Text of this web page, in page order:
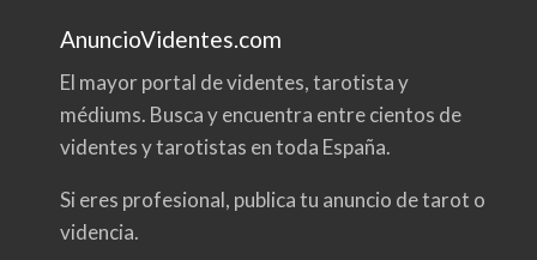
AnuncioVidentes.com
El mayor portal de videntes, tarotista y
médiums. Busca y encuentra entre cientos de
videntes y tarotistas en toda España.
Si eres profesional, publica tu anuncio de tarot o
videncia.